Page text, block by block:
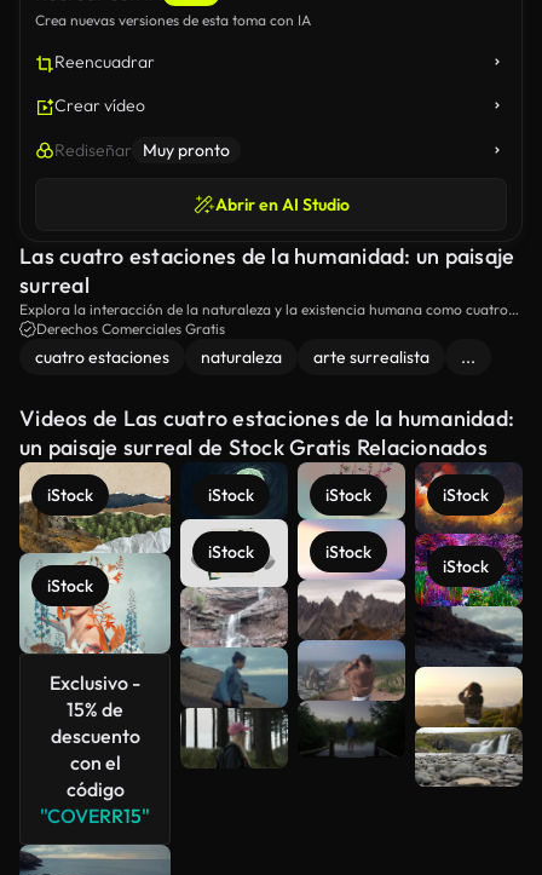
Crea nuevas versiones de esta toma con IA
Reencuadrar
Crear vídeo
Rediseñar Muy pronto
Abrir en AI Studio
Las cuatro estaciones de la humanidad: un paisaje
surreal
Explora la interacción de la naturaleza y la existencia humana como cuatro
individuos se encuentran en medio de temas estacionales distintos de hojas
secas, nieve, flores florecedoras y tierra rachada, simbolizando el ciclo de la
vida.
Derechos Comerciales Gratis
cuatro estaciones naturaleza arte surrealista ...
Videos de Las cuatro estaciones de la humanidad:
un paisaje surreal de Stock Gratis Relacionados
iStock
iStock
Exclusivo -
15% de
descuento
con el
código
"COVERR15"
iStock
iStock
iStock
iStock
iStock
iStock
Ver más